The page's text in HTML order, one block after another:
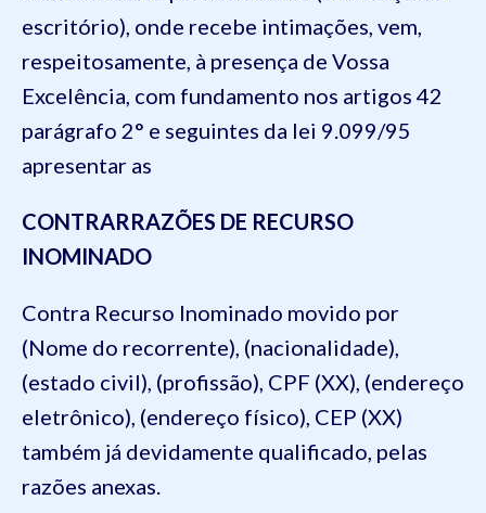
escritório), onde recebe intimações, vem,
respeitosamente, à presença de Vossa
Excelência, com fundamento nos artigos 42
parágrafo 2° e seguintes da lei 9.099/95
apresentar as
CONTRARRAZÕES DE RECURSO
INOMINADO
Contra Recurso Inominado movido por
(Nome do recorrente), (nacionalidade),
(estado civil), (profissão), CPF (XX), (endereço
eletrônico), (endereço físico), CEP (XX)
também já devidamente qualificado, pelas
razões anexas.